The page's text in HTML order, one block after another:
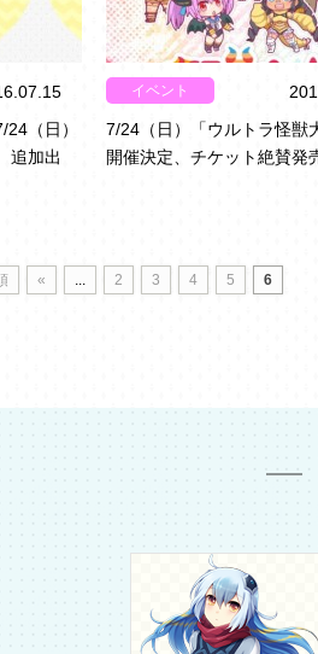
（日）
追加出
イベント
7/24（日）「ウルトラ怪獣
開催決定、チケット絶賛発
« ... 2 3 4 5 6